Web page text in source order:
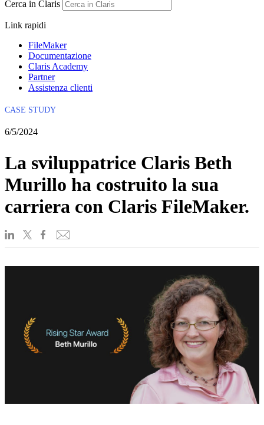
Cerca in Claris
Link rapidi
FileMaker
Documentazione
Claris Academy
Partner
Assistenza clienti
CASE STUDY
6/5/2024
La sviluppatrice Claris Beth
Murillo ha costruito la sua
carriera con Claris FileMaker.